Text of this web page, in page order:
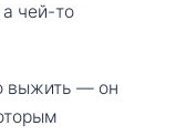
чей-то
выжить — он